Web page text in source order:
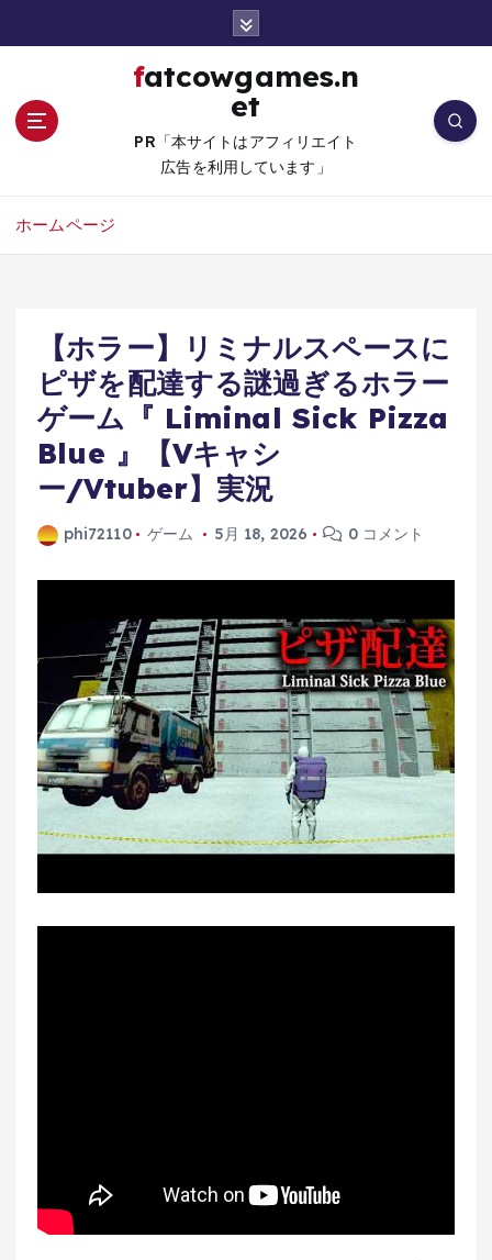
fatcowgames.n
et
PR「本サイトはアフィリエイト
広告を利用しています」
ホームページ
【ホラー】リミナルスペースに
ピザを配達する謎過ぎるホラー
ゲーム『 Liminal Sick Pizza
Blue 』【Vキャシ
ー/Vtuber】実況
phi72110 ゲーム 5月 18, 2026 0 コメント